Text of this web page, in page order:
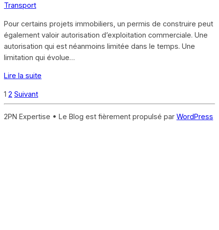
Transport
Pour certains projets immobiliers, un permis de construire peut
également valoir autorisation d’exploitation commerciale. Une
autorisation qui est néanmoins limitée dans le temps. Une
limitation qui évolue…
Lire la suite
Pagination
des
publications
1 2 Suivant
2PN Expertise • Le Blog est fièrement propulsé par WordPress